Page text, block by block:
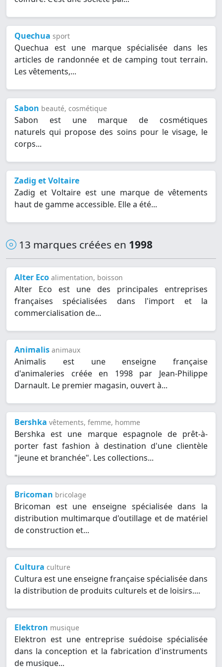
Quechua sport
Quechua est une marque spécialisée dans les
articles de randonnée et de camping tout terrain.
Les vêtements,...
Sabon beauté, cosmétique
Sabon est une marque de cosmétiques
naturels qui propose des soins pour le visage, le
corps...
Zadig et Voltaire
Zadig et Voltaire est une marque de vêtements
haut de gamme accessible. Elle a été...
13 marques créées en 1998
Alter Eco alimentation, boisson
Alter Eco est une des principales entreprises
françaises spécialisées dans l'import et la
commercialisation de...
Animalis animaux
Animalis est une enseigne française
d'animaleries créée en 1998 par Jean-Philippe
Darnault. Le premier magasin, ouvert à...
Bershka vêtements, femme, homme
Bershka est une marque espagnole de prêt-à-
porter fast fashion à destination d'une clientèle
"jeune et branchée". Les collections...
Bricoman bricolage
Bricoman est une enseigne spécialisée dans la
distribution multimarque d'outillage et de matériel
de construction et...
Cultura culture
Cultura est une enseigne française spécialisée dans
la distribution de produits culturels et de loisirs....
Elektron musique
Elektron est une entreprise suédoise spécialisée
dans la conception et la fabrication d'instruments
de musique...